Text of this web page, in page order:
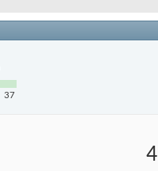
37